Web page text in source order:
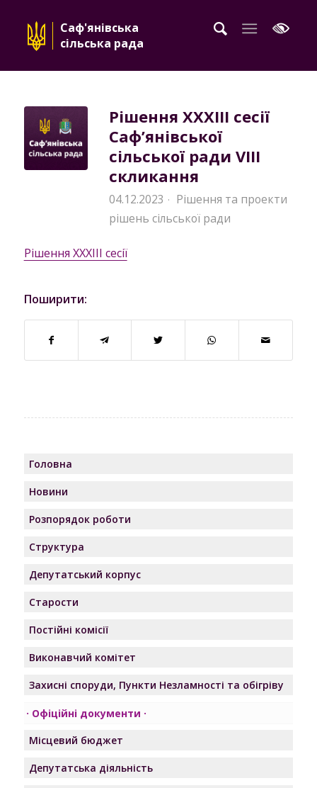
Саф'янівська
сільська рада
Рішення XXXIII сесії
Саф’янівської
сільської ради VIII
скликання
04.12.2023 · Рішення та проекти
рішень сільської ради
Рішення XXXIII сесії
Поширити:
Головна
Новини
Розпорядок роботи
Структура
Депутатський корпус
Старости
Постійні комісії
Виконавчий комітет
Захисні споруди, Пункти Незламності та обігріву
Офіційні документи
Місцевий бюджет
Депутатська діяльність